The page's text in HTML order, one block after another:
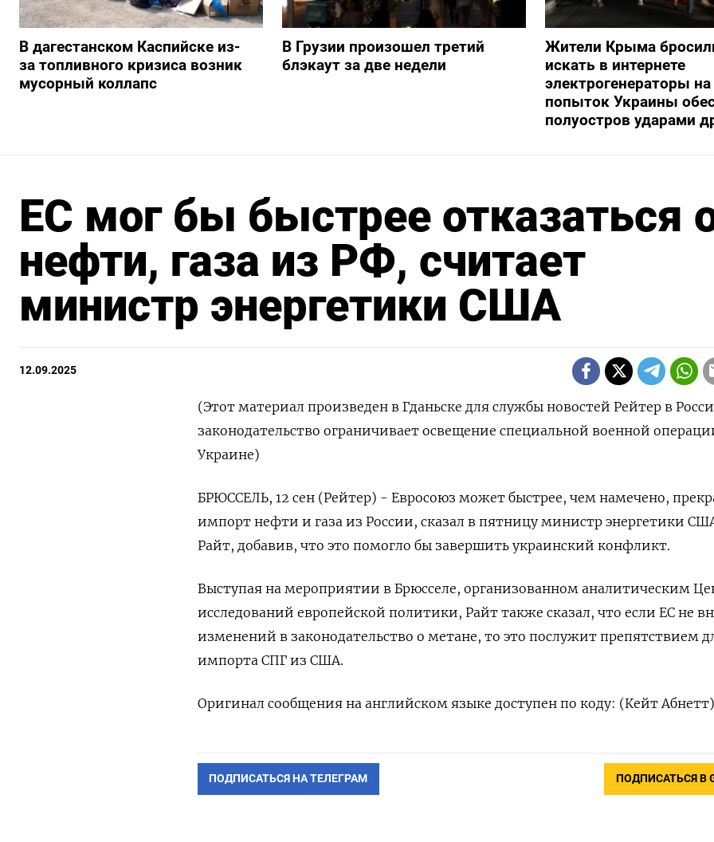
В дагестанском Каспийске из-
за топливного кризиса возник
мусорный коллапс
В Грузии произошел третий
блэкаут за две недели
Жители Крыма
искать в интернете
электрогенераторы
попыток Украины
полуостров ударами
ЕС мог бы быстрее отказаться
нефти, газа из РФ, считает
министр энергетики США
12.09.2025
(Этот материал произведен в Гданьске для службы новостей Рейтер в
законодательство ограничивает освещение специальной военной
Украине)
БРЮССЕЛЬ, 12 сен (Рейтер) - Евросоюз может быстрее, чем намечено,
импорт нефти и газа из России, сказал в пятницу министр энергетики
Райт, добавив, что это помогло бы завершить украинский конфликт.
Выступая на мероприятии в Брюсселе, организованном аналитическим
исследований европейской политики, Райт также сказал, что если ЕС не
изменений в законодательство о метане, то это послужит препятствием
импорта СПГ из США.
Оригинал сообщения на английском языке доступен по коду: (Кейт Абнетт)
ПОДПИСАТЬСЯ НА ТЕЛЕГРАМ ПОДПИСАТЬСЯ В